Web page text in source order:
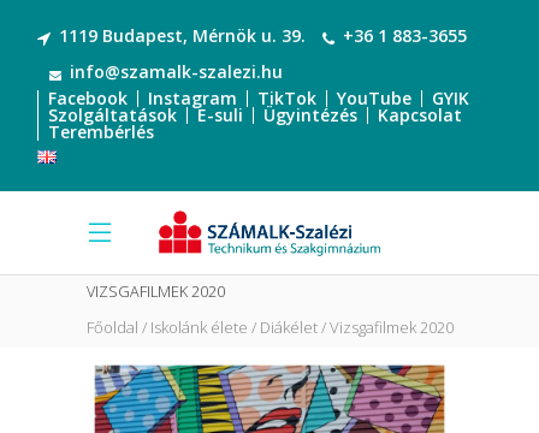
1119 Budapest, Mérnök u. 39.
+36 1 883-3655
info@szamalk-szalezi.hu
Facebook
Instagram TikTok YouTube GYIK
Szolgáltatások E-suli Ügyintézés Kapcsolat
Terembérlés
VIZSGAFILMEK 2020
Főoldal Iskolánk élete Diákélet Vizsgafilmek 2020